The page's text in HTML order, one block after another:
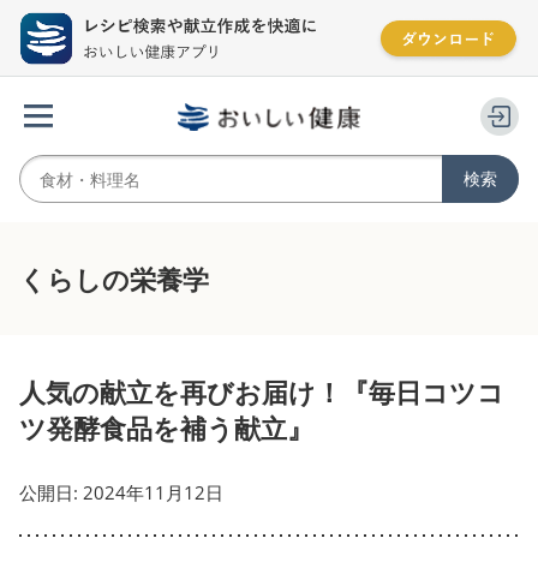
くらしの栄養学
人気の献立を再びお届け！『毎日コツコ
ツ発酵食品を補う献立』
公開日: 2024年11月12日